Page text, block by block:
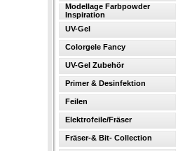
Modellage Farbpowder
Inspiration
UV-Gel
Colorgele Fancy
UV-Gel Zubehör
Primer & Desinfektion
Feilen
Elektrofeile/Fräser
Fräser-& Bit- Collection